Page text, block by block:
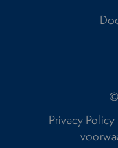
Privacy Policy